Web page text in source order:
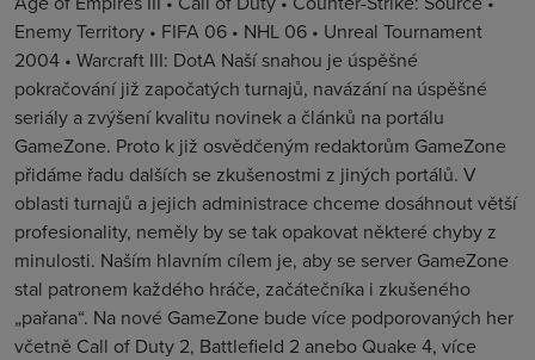
Enemy Territory • FIFA 06 • NHL 06 • Unreal Tournament
2004 • Warcraft III: DotA Naší snahou je úspěšné
pokračování již započatých turnajů, navázání na úspěšné
seriály a zvýšení kvalitu novinek a článků na portálu
GameZone. Proto k již osvědčeným redaktorům GameZone
přidáme řadu dalších se zkušenostmi z jiných portálů. V
oblasti turnajů a jejich administrace chceme dosáhnout větší
profesionality, neměly by se tak opakovat některé chyby z
minulosti. Naším hlavním cílem je, aby se server GameZone
stal patronem každého hráče, začátečníka i zkušeného
„pařana“. Na nové GameZone bude více podporovaných her
včetně Call of Duty 2, Battlefield 2 anebo Quake 4, více